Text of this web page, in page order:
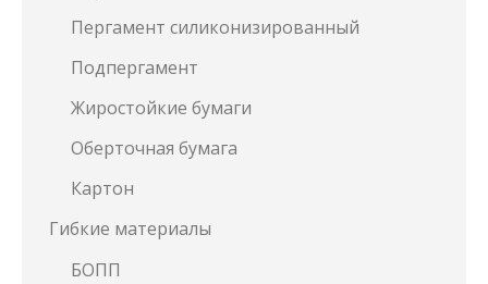
Пергамент силиконизированный
Подпергамент
Жиростойкие бумаги
Оберточная бумага
Картон
Гибкие материалы
БОПП